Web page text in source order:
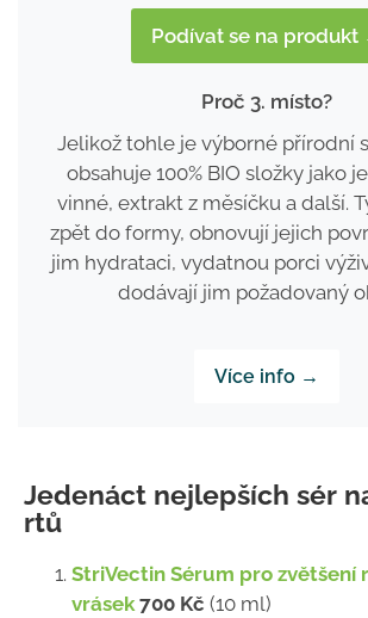
Podívat se na produkt
Proč 3. místo?
Jelikož tohle je výborné přírodní
obsahuje 100% BIO složky jako
vinné, extrakt z měsíčku a další.
zpět do formy, obnovují jejich
jim hydrataci, vydatnou porci
dodávají jim požadovaný
Více info →
Jedenáct nejlepších sér
rtů
StriVectin Sérum pro zvětšení
vrásek 700 Kč (10 ml)